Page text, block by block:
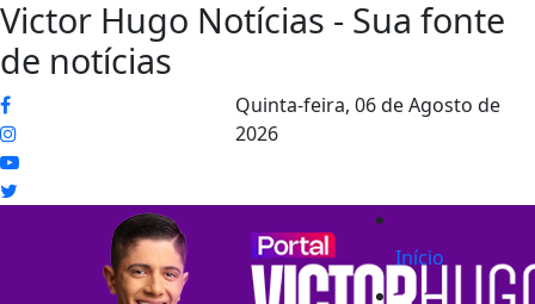
Victor Hugo Notícias - Sua fonte
de notícias
Quinta-feira, 06 de Agosto de
2026
Início